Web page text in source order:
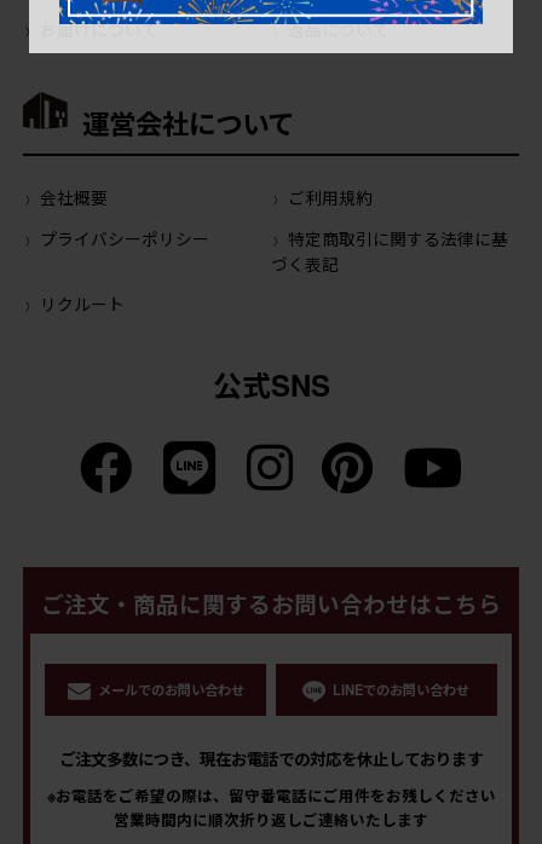
お届けについて
返品について
運営会社について
会社概要
ご利用規約
プライバシーポリシー
特定商取引に関する法律に基
づく表記
リクルート
公式SNS
ご注文・商品に関するお問い合わせはこちら
メールでのお問い合わせ LINEでのお問い合わせ
ご注文多数につき、現在お電話での対応を休止しております
※お電話をご希望の際は、留守番電話にご用件をお残しください
営業時間内に順次折り返しご連絡いたします